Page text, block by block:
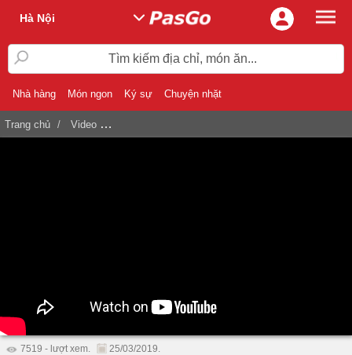
Hà Nội
Tìm kiếm địa chỉ, món ăn...
Nhà hàng Món ngon Ký sự Chuyện nhặt
Trang chủ Video
7519 - lượt xem. 25/03/2019.